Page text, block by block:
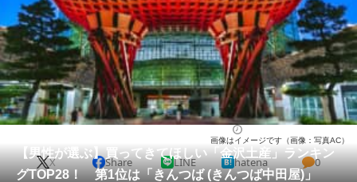
エンタメ クイズ
グルメ 地域
住まい 教育・育児
動物 リサーチ
会員記事
【男性が選ぶ】買ってきてほしい「金沢土産」ランキン
グTOP28！ 第1位は「きんつば (きんつば中田屋)」
画像はイメージです（画像：写真AC）
X Share LINE hatena 0